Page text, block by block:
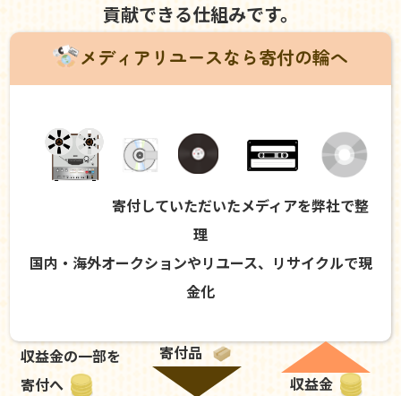
貢献できる仕組みです。
メディアリユースなら寄付の輪へ
寄付していただいたメディアを弊社で整
理
国内・海外オークションやリユース、リサイクルで現
金化
収益金の一部を
寄付へ
寄付品
収益金